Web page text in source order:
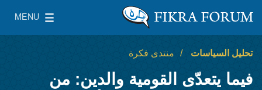
معهد واشنطن لسياسات الشرق الأدنى
MENU
Main Menu
تحليل السياسات منتدى فكرة
فيما يتعدّى القومية والدين: من